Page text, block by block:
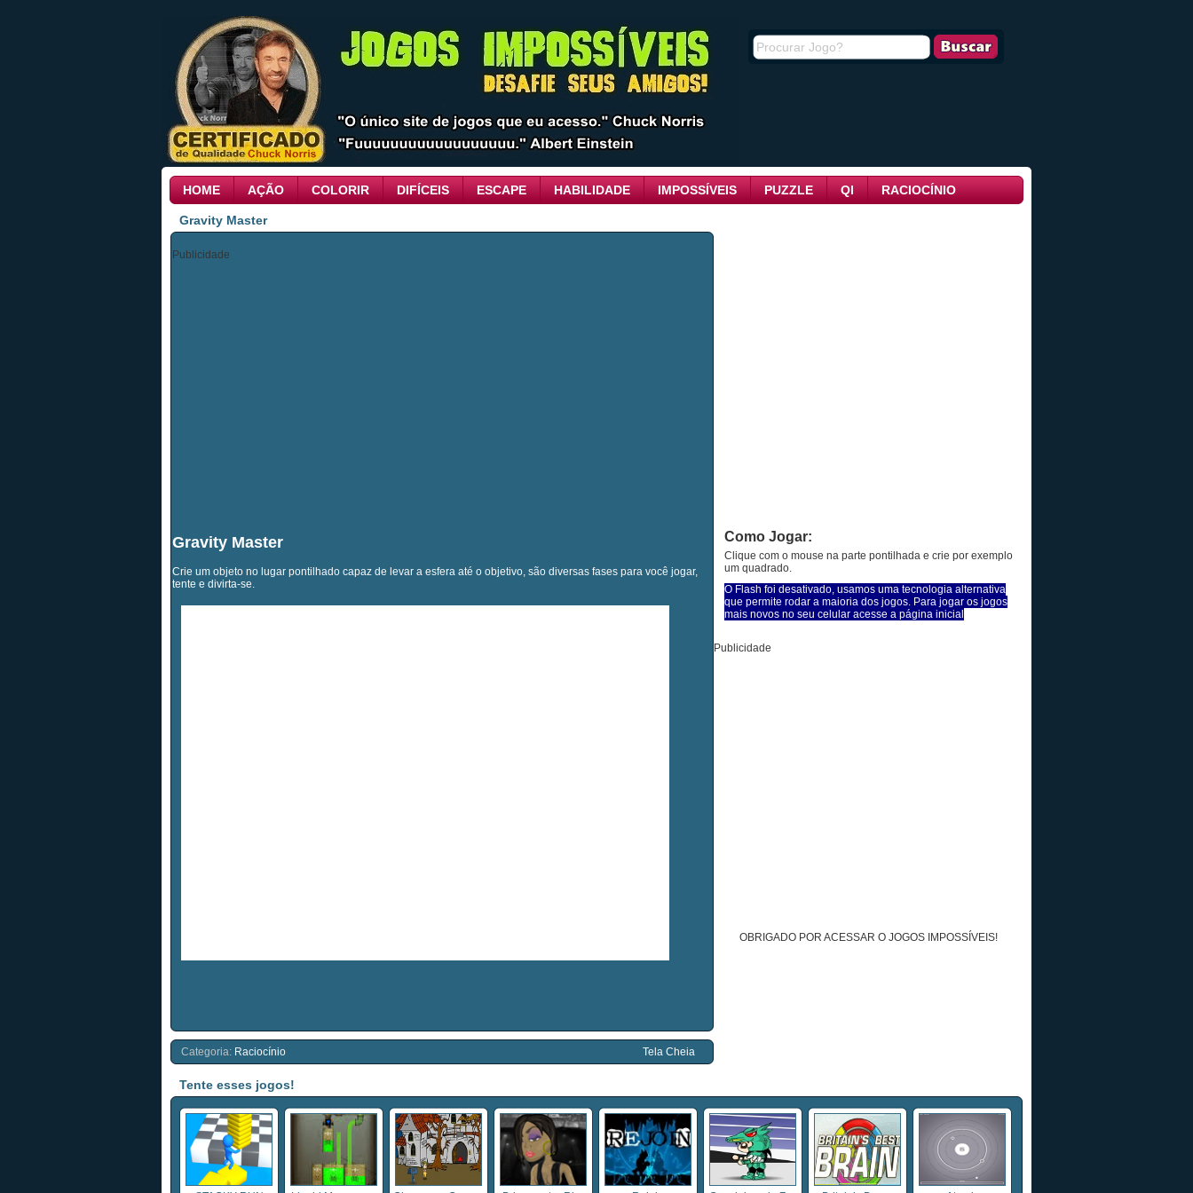
HOME AÇÃO COLORIR DIFÍCEIS ESCAPE HABILIDADE IMPOSSÍVEIS PUZZLE QI RACIOCÍNIO
Gravity Master
Publicidade
Gravity Master
Crie um objeto no lugar pontilhado capaz de levar a esfera até o objetivo, são diversas fases para você jogar,
tente e divirta-se.
Categoria: Raciocínio Tela Cheia
Como Jogar:
Clique com o mouse na parte pontilhada e crie por exemplo
um quadrado.
O Flash foi desativado, usamos uma tecnologia alternativa
que permite rodar a maioria dos jogos. Para jogar os jogos
mais novos no seu celular acesse a página inicial
Publicidade
OBRIGADO POR ACESSAR O JOGOS IMPOSSÍVEIS!
Tente esses jogos!